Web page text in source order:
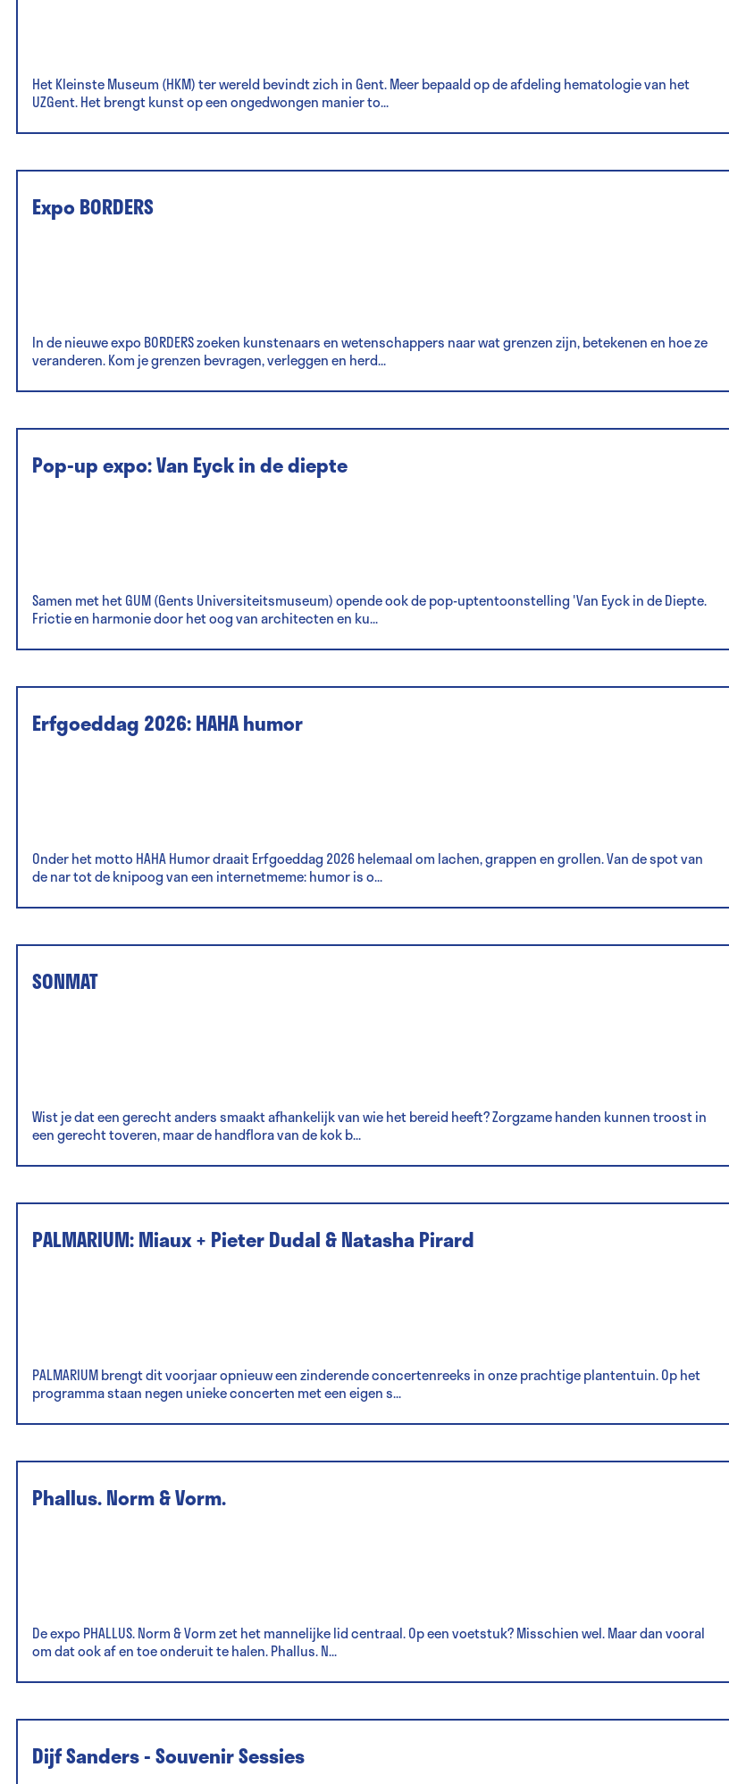
Het Kleinste Museum (HKM) ter wereld bevindt zich in Gent. Meer bepaald op de afdeling hematologie van het
UZGent. Het brengt kunst op een ongedwongen manier to...
Expo BORDERS
In de nieuwe expo BORDERS zoeken kunstenaars en wetenschappers naar wat grenzen zijn, betekenen en hoe ze
veranderen. Kom je grenzen bevragen, verleggen en herd...
Pop-up expo: Van Eyck in de diepte
Samen met het GUM (Gents Universiteitsmuseum) opende ook de pop-uptentoonstelling 'Van Eyck in de Diepte.
Frictie en harmonie door het oog van architecten en ku...
Erfgoeddag 2026: HAHA humor
Onder het motto HAHA Humor draait Erfgoeddag 2026 helemaal om lachen, grappen en grollen. Van de spot van
de nar tot de knipoog van een internetmeme: humor is o...
SONMAT
Wist je dat een gerecht anders smaakt afhankelijk van wie het bereid heeft? Zorgzame handen kunnen troost in
een gerecht toveren, maar de handflora van de kok b...
PALMARIUM: Miaux + Pieter Dudal & Natasha Pirard
PALMARIUM brengt dit voorjaar opnieuw een zinderende concertenreeks in onze prachtige plantentuin. Op het
programma staan negen unieke concerten met een eigen s...
Phallus. Norm & Vorm.
De expo PHALLUS. Norm & Vorm zet het mannelijke lid centraal. Op een voetstuk? Misschien wel. Maar dan vooral
om dat ook af en toe onderuit te halen. Phallus. N...
Dijf Sanders - Souvenir Sessies